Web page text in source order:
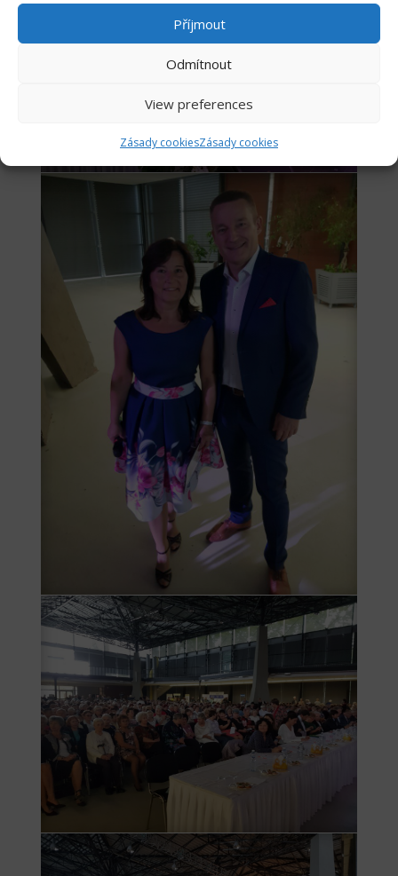
Příjmout
Odmítnout
View preferences
Zásady cookiesZásady cookies